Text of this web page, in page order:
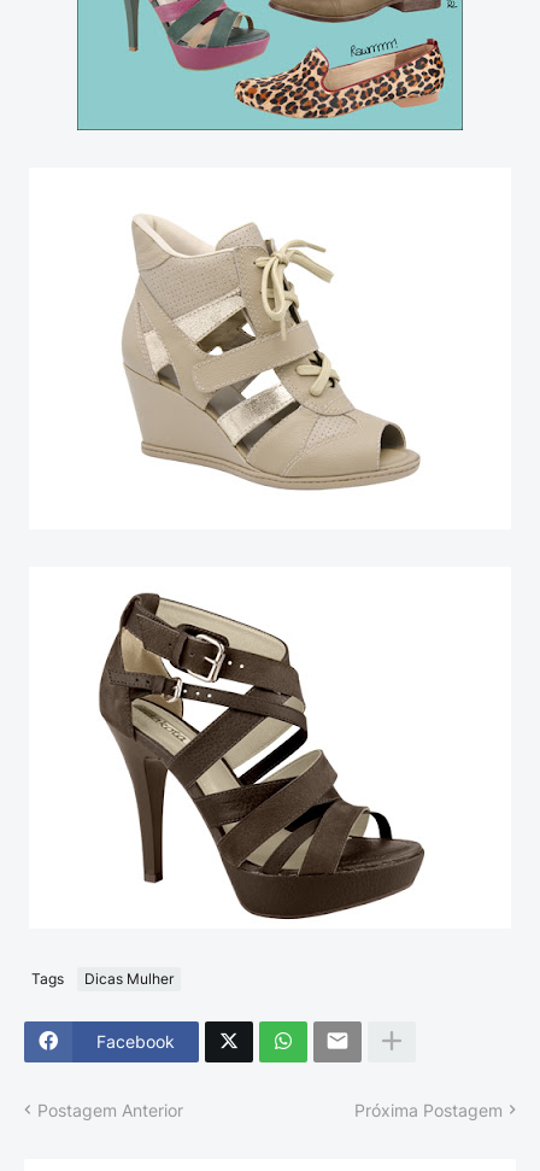
Tags Dicas Mulher
Facebook
Postagem Anterior Próxima Postagem